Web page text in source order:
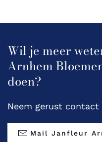
Wil je meer
Arnhem
doen?
Neem gerust
Mail Janfleur